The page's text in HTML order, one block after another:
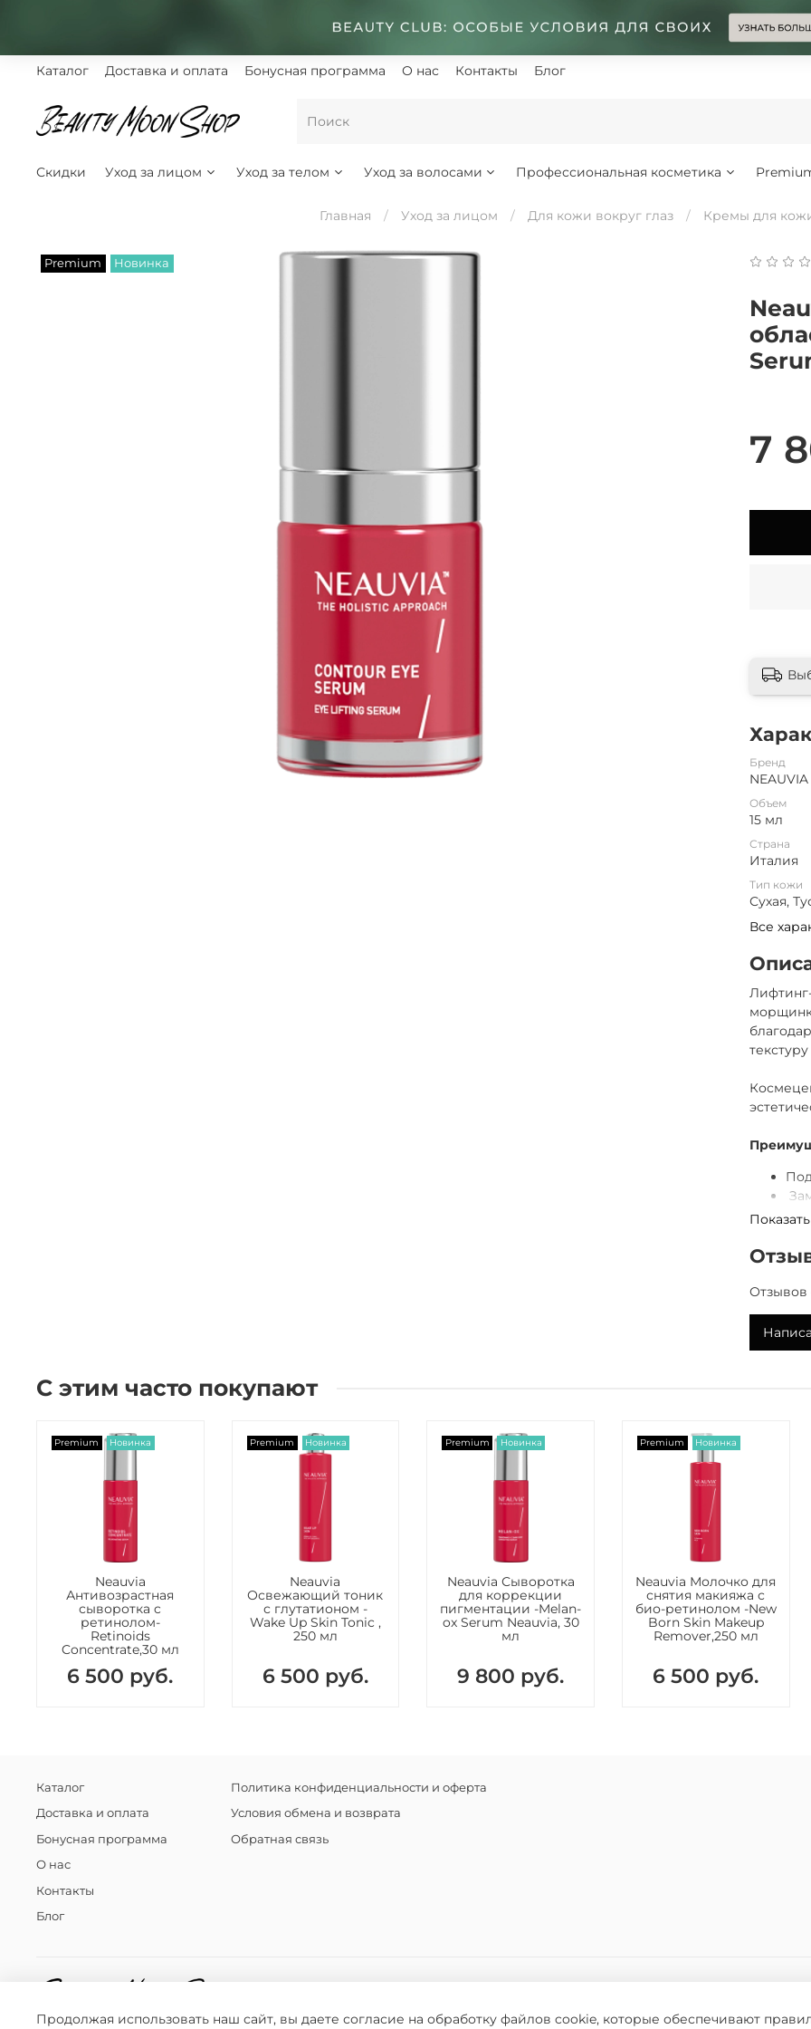
Каталог Доставка и оплата Бонусная программа О нас Контакты Блог
Скидки Уход за лицом Уход за телом Уход за волосами Профессиональная косметика
Главная Уход за лицом Для кожи вокруг глаз Кремы для
Premium Новинка
7
Бренд
NEAUVIA
Объем
15 мл
Страна
Италия
Тип кожи
Сухая,
Все
Кожа с
роста:
Отзывов
С этим часто покупают
Premium Новинка
Neauvia
Антивозрастная
сыворотка c
ретинолом-
Retinoids
Concentrate,30 мл
6 500 руб.
Premium Новинка
Neauvia
Освежающий тоник
с глутатионом -
Wake Up Skin Tonic ,
250 мл
6 500 руб.
Premium Новинка
Neauvia Сыворотка
для коррекции
пигментации -Melan-
ox Serum Neauvia, 30
мл
9 800 руб.
Premium Новинка
Neauvia Молочко для
снятия макияжа с
био-ретинолом -New
Born Skin Makeup
Remover,250 мл
6 500 руб.
Каталог
Доставка и оплата
Бонусная программа
О нас
Контакты
Блог
Политика конфиденциальности и оферта
Условия обмена и возврата
Обратная связь
Продолжая использовать наш сайт, вы даете согласие на обработку файлов cookie, которые обеспечивают